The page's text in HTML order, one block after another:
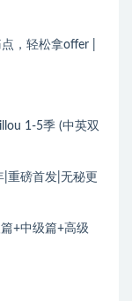
，轻松拿offer |
1-5季 (中英双
重磅首发|无秘更
+中级篇+高级